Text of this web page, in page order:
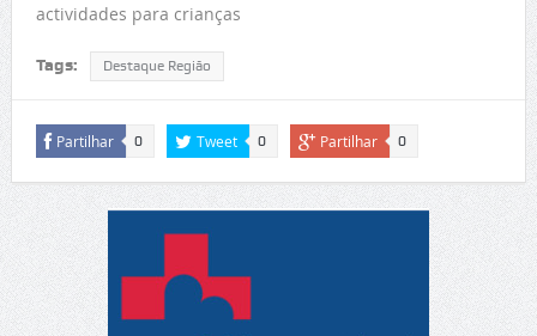
actividades para crianças
Tags: Destaque Região
Partilhar 0 Tweet 0 Partilhar 0